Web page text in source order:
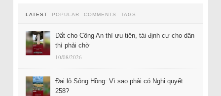
LATEST POPULAR COMMENTS TAGS
Đất cho Công An thì ưu tiên, tái định cư cho dân
thì phải chờ
10/08/2026
Đại lộ Sông Hồng: Vì sao phải có Nghị quyết
258?